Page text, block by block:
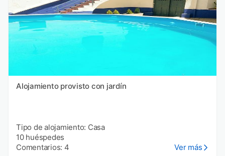
Alojamiento provisto con jardín
Tipo de alojamiento: Casa
10 huéspedes
Comentarios: 4
Ver más